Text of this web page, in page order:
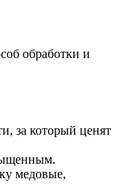
обработки и
за который ценят
медовые,